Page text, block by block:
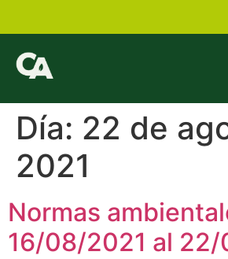
Día: 22 de
2021
Normas
16/08/2021 al 22/